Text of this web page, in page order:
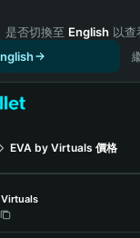
是否切換至 English 以查
EVA by Virtuals 價格